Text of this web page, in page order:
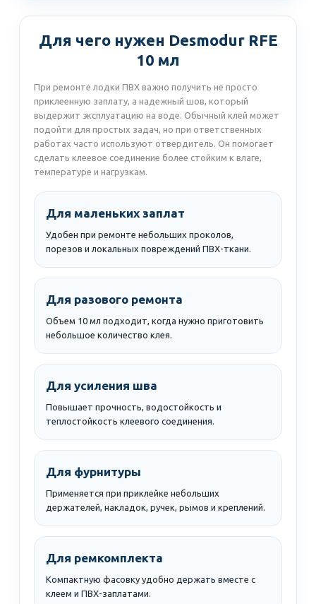
Для чего нужен Desmodur RFE
10 мл
При ремонте лодки ПВХ важно получить не просто
приклеенную заплату, а надежный шов, который
выдержит эксплуатацию на воде. Обычный клей может
подойти для простых задач, но при ответственных
работах часто используют отвердитель. Он помогает
сделать клеевое соединение более стойким к влаге,
температуре и нагрузкам.
Для маленьких заплат
Удобен при ремонте небольших проколов,
порезов и локальных повреждений ПВХ-ткани.
Для разового ремонта
Объем 10 мл подходит, когда нужно приготовить
небольшое количество клея.
Для усиления шва
Повышает прочность, водостойкость и
теплостойкость клеевого соединения.
Для фурнитуры
Применяется при приклейке небольших
держателей, накладок, ручек, рымов и креплений.
Для ремкомплекта
Компактную фасовку удобно держать вместе с
клеем и ПВХ-заплатами.